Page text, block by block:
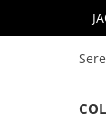
Costum patru
Imbracaminte
Set lenjerie 4
Set lenjerie 5
Lenjerii
Essence of
Midnight Muse
Summer